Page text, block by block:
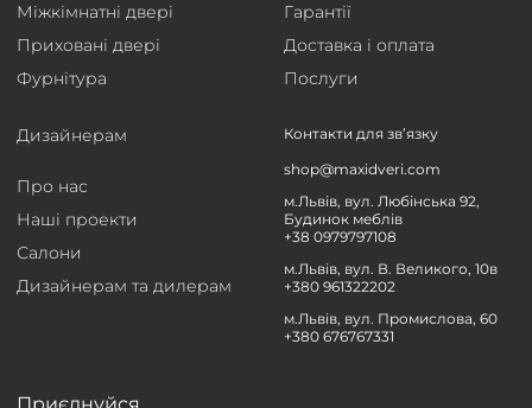
Міжкімнатні двері
Приховані двері
Фурнітура
Гарантії
Доставка і оплата
Послуги
Дизайнерам
Про нас
Наші проекти
Салони
Дизайнерам та дилерам
Контакти для зв’язку
shop@maxidveri.com
м.Львів, вул. Любінська 92,
Будинок меблів
+38 0979797108
м.Львів, вул. В. Великого, 10в
+380 961322202
м.Львів, вул. Промислова, 60
+380 676767331